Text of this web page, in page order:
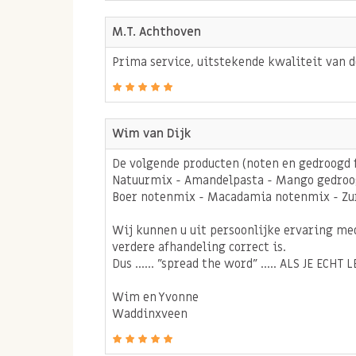
Kan TARWE, HAVER, andere NOTEN, PINDA'S en
M.T. Achthoven
Prima service, uitstekende kwaliteit van
Wim van Dijk
De volgende producten (noten en
Natuurmix - Amandelpasta - Mango
Boer notenmix - Macadamia notenmix -
Wij kunnen u uit persoonlijke ervaring
verdere afhandeling correct is.
Dus ...... "spread the word" ..... ALS JE ECHT
Wim en Yvonne
Waddinxveen